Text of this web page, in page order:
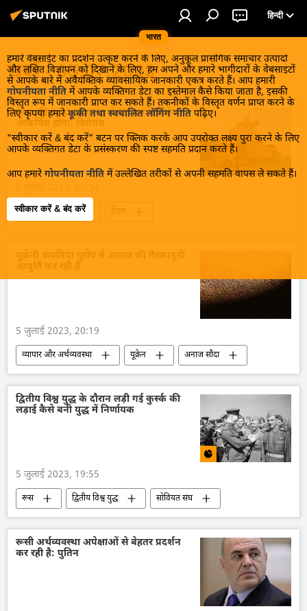
भारत
हिन्दी
हमारे वेबसाईट का प्रदर्शन उत्कृष्ट करने के लिए, अनुकूल प्रासंगिक समाचार उत्पादों
और लक्षित विज्ञापन को दिखाने के लिए, हम अपने और हमारे भागीदारों के वेबसाइटों
से आपके बारे में अवैयक्तिक व्यावसायिक जानकारी एकत्र करते हैं। आप हमारी
गोपनीयता नीति में आपके व्यक्तिगत डेटा का इस्तेमाल कैसे किया जाता है, इसकी
विस्तृत रूप में जानकारी प्राप्त कर सकते हैं। तकनीकों के विस्तृत वर्णन प्राप्त करने के
लिए कृपया हमारे कूकी तथा स्वचालित लॉगिंग नीति पढ़िए।
“स्वीकार करें & बंद करें” बटन पर क्लिक करके आप उपरोक्त लक्ष्य पुरा करने के लिए
आपके व्यक्तिगत डेटा के प्रसंस्करण की स्पष्ट सहमति प्रदान करते हैं।
आप हमारे गोपनीयता नीति में उल्लेखित तरीकों से अपनी सहमति वापस ले सकते हैं।
स्वीकार करें & बंद करें
खबरें - 05.07.2023
ईरान की SCO सदस्यता से चाबहार में निवेश
आकर्षित होगा: विशेषज्ञ
Sputnik मान्यता
ईरान
5 जुलाई 2023, 20:19
व्यापार और अर्थव्यवस्था यूक्रेन
अनाज सौदा
वैश्विक खाद्य संकट
भ्रष्टाचार
यूरोप
यूरोपीय संघ
निर्यात
गेहूं का निर्यात
अपराध
द्वितीय विश्व युद्ध के दौरान लड़ी गई कुर्स्क की
लड़ाई कैसे बनी युद्ध में निर्णायक
5 जुलाई 2023, 19:55
रूस द्वितीय विश्व युद्ध
सोवियत संघ
नाज़ी जर्मनी
जर्मनी
महान देशभक्तिपूर्ण युद्ध
आत्मरक्षा
रूस की खबरें
रूसी अर्थव्यवस्था अपेक्षाओं से बेहतर प्रदर्शन
कर रही है: पुतिन